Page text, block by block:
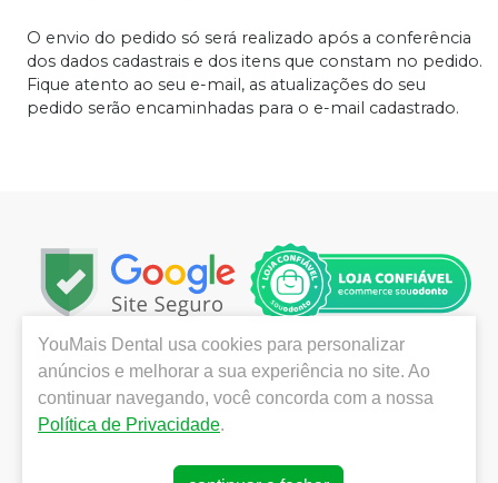
O envio do pedido só será realizado após a conferência
dos dados cadastrais e dos itens que constam no pedido.
Fique atento ao seu e-mail, as atualizações do seu
pedido serão encaminhadas para o e-mail cadastrado.
Localizada em São José dos Campos, no interior de São
Paulo, a YouMais Dental destaca-se pela grande
variedade de produtos das melhores marcas,
promoções e ofertas imperdíveis, atendimento técnico
e logística imediata para a todo o Brasil.
YouMais Dental usa cookies para personalizar
anúncios e melhorar a sua experiência no site. Ao
continuar navegando, você concorda com a nossa
Política de Privacidade.